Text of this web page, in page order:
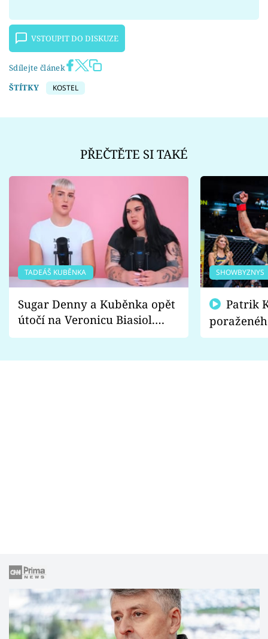
VSTOUPIT DO DISKUZE
Sdílejte článek
ŠTÍTKY
KOSTEL
PŘEČTĚTE SI TAKÉ
TADEÁŠ KUBĚNKA
Sugar Denny a Kuběnka opět
útočí na Veronicu Biasiol.
Proč je podle nich falešná a
SHOWBYZNYS
fanoušci